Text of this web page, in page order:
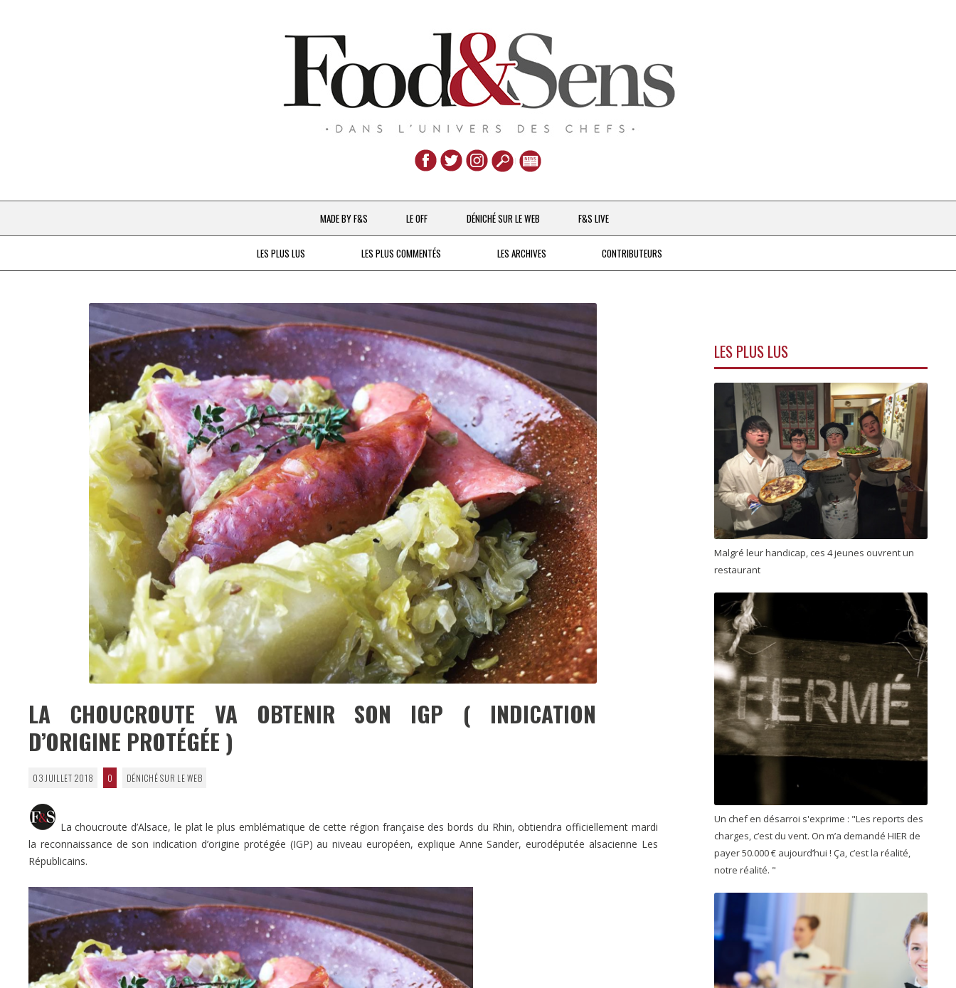
Aller
au
contenu
MADE BY F&S
CHEFS & ACTUALITÉS
À LA PETITE CUILLÈRE
DESTIN DE FEMME
V…DE VOYAGE
LE OFF DÉNICHÉ SUR LE WEB F&S LIVE
LES PLUS LUS LES PLUS COMMENTÉS LES ARCHIVES CONTRIBUTEURS
LA CHOUCROUTE VA OBTENIR SON IGP ( INDICATION
D’ORIGINE PROTÉGÉE )
03 JUILLET 2018 0 DÉNICHÉ SUR LE WEB
La choucroute d’Alsace, le plat le plus emblématique de cette région française des bords du Rhin, obtiendra officiellement mardi
la reconnaissance de son indication d’origine protégée (IGP) au niveau européen, explique Anne Sander, eurodéputée alsacienne Les
Républicains.
LES PLUS LUS
Malgré leur handicap, ces 4 jeunes ouvrent un
restaurant
Un chef en désarroi s'exprime : "Les reports des
charges, c’est du vent. On m’a demandé HIER de
payer 50.000 € aujourd’hui ! Ça, c’est la réalité,
notre réalité. "